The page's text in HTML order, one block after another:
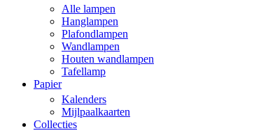
Alle lampen
Hanglampen
Plafondlampen
Wandlampen
Houten wandlampen
Tafellamp
Papier
Kalenders
Mijlpaalkaarten
Collecties